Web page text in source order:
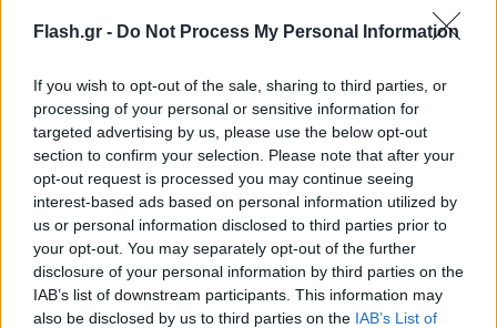
Flash.gr - Do Not Process My Personal Information
If you wish to opt-out of the sale, sharing to third parties, or
processing of your personal or sensitive information for
targeted advertising by us, please use the below opt-out
section to confirm your selection. Please note that after your
opt-out request is processed you may continue seeing
interest-based ads based on personal information utilized by
us or personal information disclosed to third parties prior to
your opt-out. You may separately opt-out of the further
disclosure of your personal information by third parties on the
IAB’s list of downstream participants. This information may
also be disclosed by us to third parties on the IAB’s List of
«Μαύρες» προοπτικές